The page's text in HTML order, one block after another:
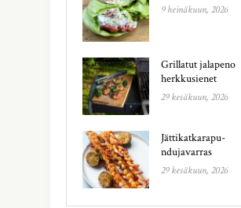
9 heinäkuun, 2026
Grillatut jalapeno
herkkusienet
29 kesäkuun, 2026
Jättikatkarapu-
ndujavarras
29 kesäkuun, 2026